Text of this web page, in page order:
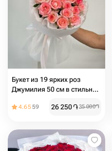
Букет из 19 ярких роз
Джумилия 50 см в стильном
4.6559 26 250֏35 000֏